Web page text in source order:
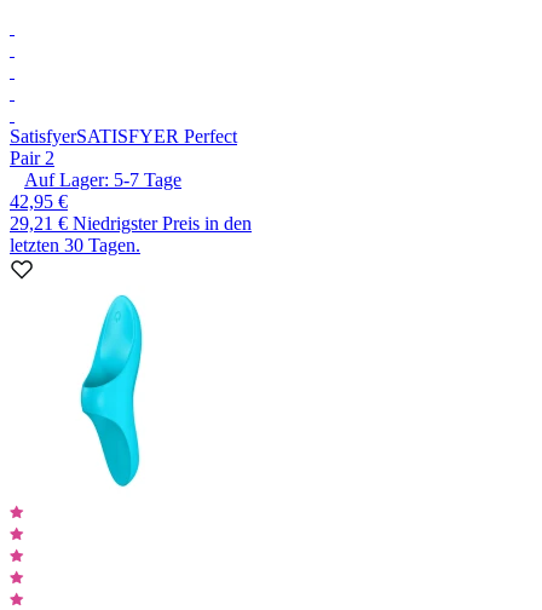
SatisfyerSATISFYER Perfect
Pair 2
Auf Lager: 5-7 Tage
42,95 €
29,21 € Niedrigster Preis in den
letzten 30 Tagen.